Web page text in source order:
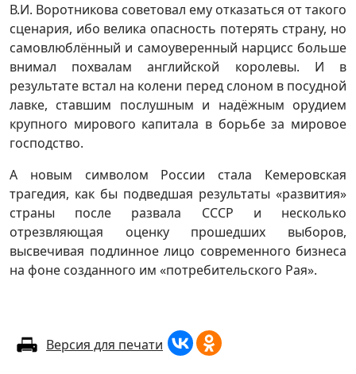
В.И. Воротникова советовал ему отказаться от такого
сценария, ибо велика опасность потерять страну, но
самовлюблённый и самоуверенный нарцисс больше
внимал похвалам английской королевы. И в
результате встал на колени перед слоном в посудной
лавке, ставшим послушным и надёжным орудием
крупного мирового капитала в борьбе за мировое
господство.
А новым символом России стала Кемеровская
трагедия, как бы подведшая результаты «развития»
страны после развала СССР и несколько
отрезвляющая оценку прошедших выборов,
высвечивая подлинное лицо современного бизнеса
на фоне созданного им «потребительского Рая».
Версия для печати